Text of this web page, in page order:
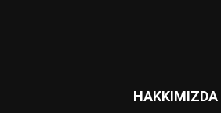
HAKKIMIZDA